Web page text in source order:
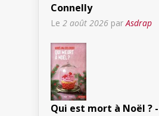
Connelly
Le 2 août 2026 parAsdrap
Qui est mort à Noël ? -